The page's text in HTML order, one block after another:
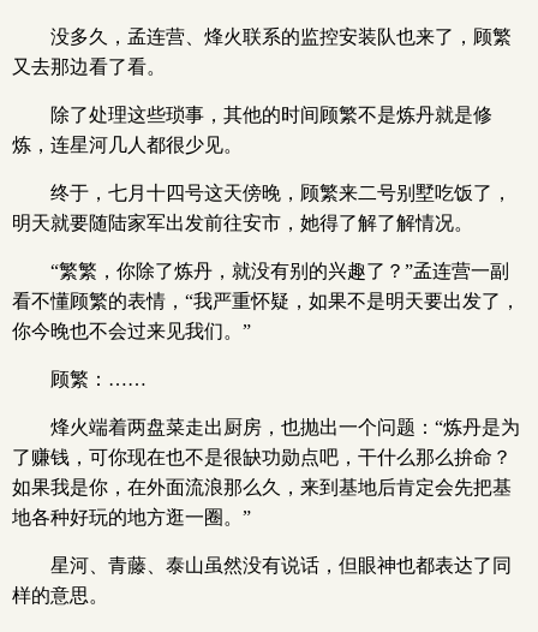
没多久，孟连营、烽火联系的监控安装队也来了，顾繁
又去那边看了看。
除了处理这些琐事，其他的时间顾繁不是炼丹就是修
炼，连星河几人都很少见。
终于，七月十四号这天傍晚，顾繁来二号别墅吃饭了，
明天就要随陆家军出发前往安市，她得了解了解情况。
“繁繁，你除了炼丹，就没有别的兴趣了？”孟连营一副
看不懂顾繁的表情，“我严重怀疑，如果不是明天要出发了，
你今晚也不会过来见我们。”
顾繁：……
烽火端着两盘菜走出厨房，也抛出一个问题：“炼丹是为
了赚钱，可你现在也不是很缺功勋点吧，干什么那么拚命？
如果我是你，在外面流浪那么久，来到基地后肯定会先把基
地各种好玩的地方逛一圈。”
星河、青藤、泰山虽然没有说话，但眼神也都表达了同
样的意思。